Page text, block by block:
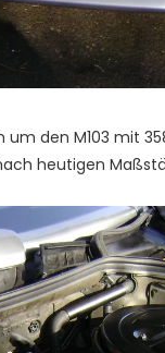
den M103 mit
heutigen